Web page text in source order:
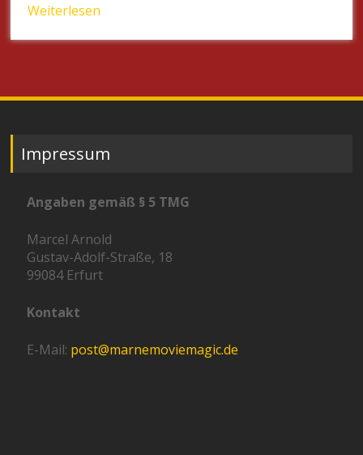
Weiterlesen
Impressum
Angaben gemäß § 5 TMG
Marcel Arnold
Gustav-Adolf-Straße, 18
99084 Erfurt
Kontakt
E-Mail: post@marnemoviemagic.de